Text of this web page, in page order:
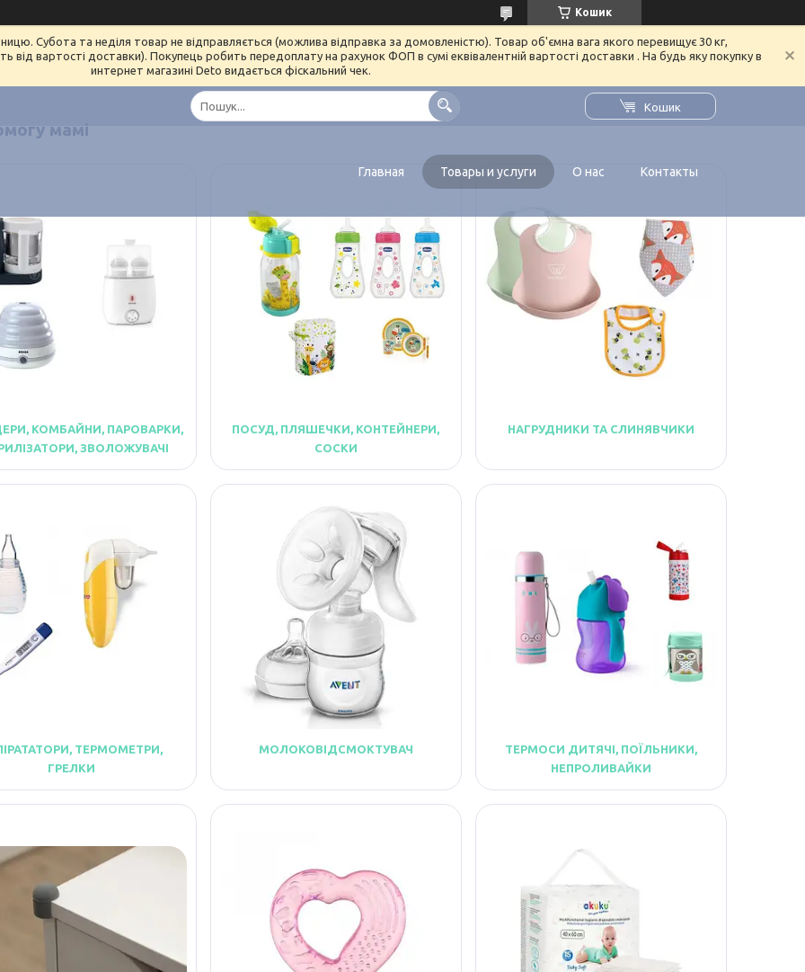
Кошик
Субота та неділя товар не відправляється (можлива відправка за домовленістю). Товар об'ємна вага якого перевищує 30 кг,
від вартості доставки). Покупець робить передоплату на рахунок ФОП в сумі еквівалентній вартості доставки . На будь яку покупку в
интернет магазині Deto видається фіскальний чек.
Кошик
Главная Товары и услуги О нас Контакты
мамі
КОМБАЙНИ, ПАРОВАРКИ,
ЗВОЛОЖУВАЧІ
ПОСУД, ПЛЯШЕЧКИ, КОНТЕЙНЕРИ,
СОСКИ
НАГРУДНИКИ ТА СЛИНЯВЧИКИ
ТЕРМОМЕТРИ,
ГРЕЛКИ
МОЛОКОВІДСМОКТУВАЧ
ТЕРМОСИ ДИТЯЧІ, ПОЇЛЬНИКИ,
НЕПРОЛИВАЙКИ